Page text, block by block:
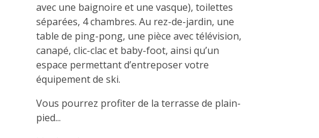
avec une baignoire et une vasque), toilettes
séparées, 4 chambres. Au rez-de-jardin, une
table de ping-pong, une pièce avec télévision,
canapé, clic-clac et baby-foot, ainsi qu’un
espace permettant d’entreposer votre
équipement de ski.
Vous pourrez profiter de la terrasse de plain-
pied...